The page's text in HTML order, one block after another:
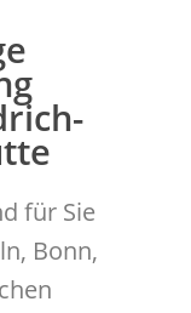
für Sie
Bonn,